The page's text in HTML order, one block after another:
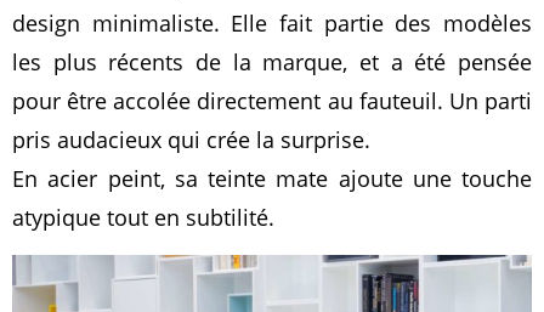
design minimaliste. Elle fait partie des modèles
les plus récents de la marque, et a été pensée
pour être accolée directement au fauteuil. Un parti
pris audacieux qui crée la surprise.
En acier peint, sa teinte mate ajoute une touche
atypique tout en subtilité.